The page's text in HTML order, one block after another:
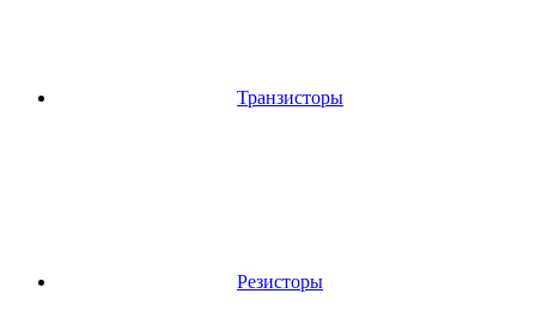
Транзисторы
Резисторы